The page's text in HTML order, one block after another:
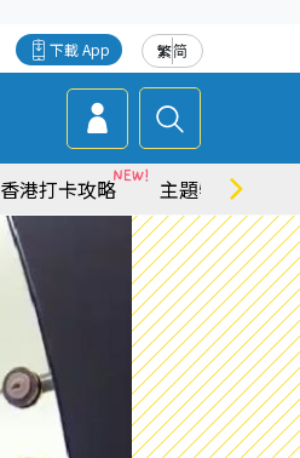
繁简
下載 App
香港打卡攻略 主題特集